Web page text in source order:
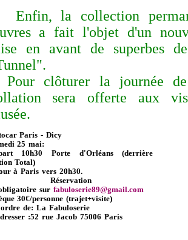
la collection
a fait l'objet d'un
en avant de superbes
clôturer la journée
sera offerte aux
Paris - Dicy
25 mai:
10h30 Porte d'Orléans (derrière
Total)
à Paris vers 20h30.
Réservation
sur fabuloserie89@gmail.com
30€/personne (trajet+visite)
de: La Fabuloserie
:52 rue Jacob 75006 Paris